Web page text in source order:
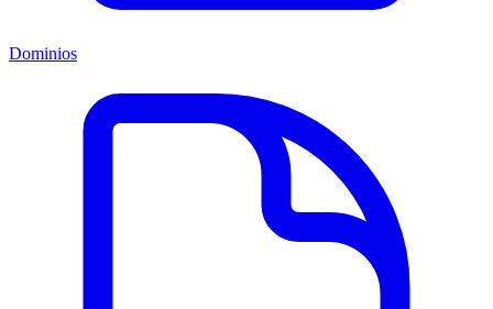
Dominios